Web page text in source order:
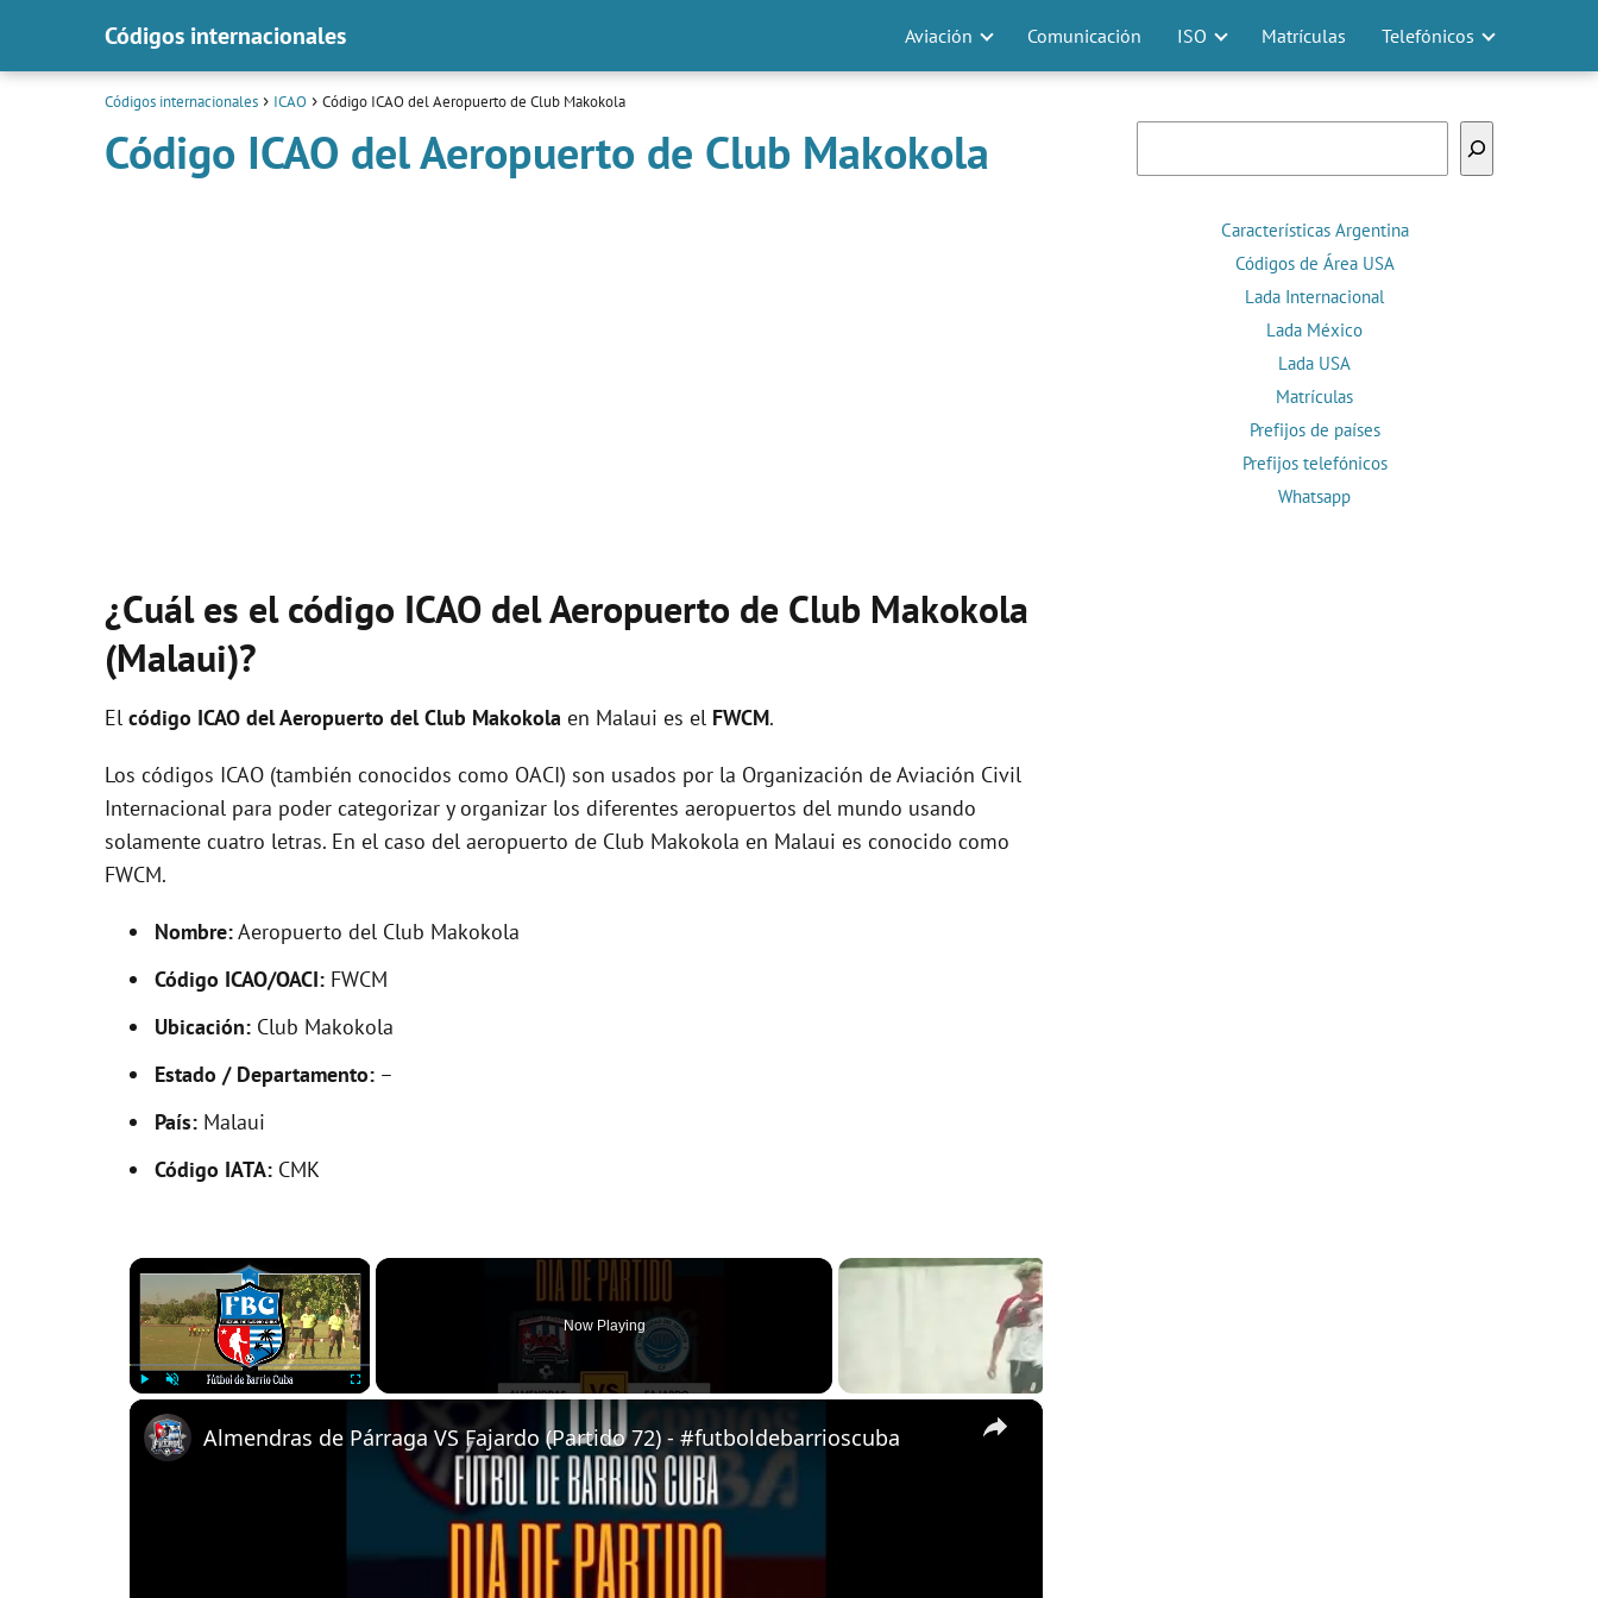
Códigos internacionales Aviación Comunicación ISO Matrículas Telefónicos
Códigos internacionales ICAO Código ICAO del Aeropuerto de Club Makokola
Código ICAO del Aeropuerto de Club Makokola
¿Cuál es el código ICAO del Aeropuerto de Club Makokola
(Malaui)?
El código ICAO delAeropuerto del Club Makokola en Malaui es el FWCM.
Los códigos ICAO (también conocidos como OACI) son usados por la Organización de Aviación Civil
Internacional para poder categorizar y organizar los diferentes aeropuertos del mundo usando
solamente cuatro letras. En el caso del aeropuerto de Club Makokola en Malaui es conocido como
FWCM.
Nombre:Aeropuerto del Club Makokola
Código ICAO/OACI: FWCM
Ubicación: Club Makokola
Estado / Departamento: –
País: Malaui
Código IATA: CMK
×
Now Playing
×
Almendras de Párraga VS Fajardo (Partido 72) - #futboldebarrioscuba
Características Argentina
Códigos de Área USA
Lada Internacional
Lada México
Lada USA
Matrículas
Prefijos de países
Prefijos telefónicos
Whatsapp